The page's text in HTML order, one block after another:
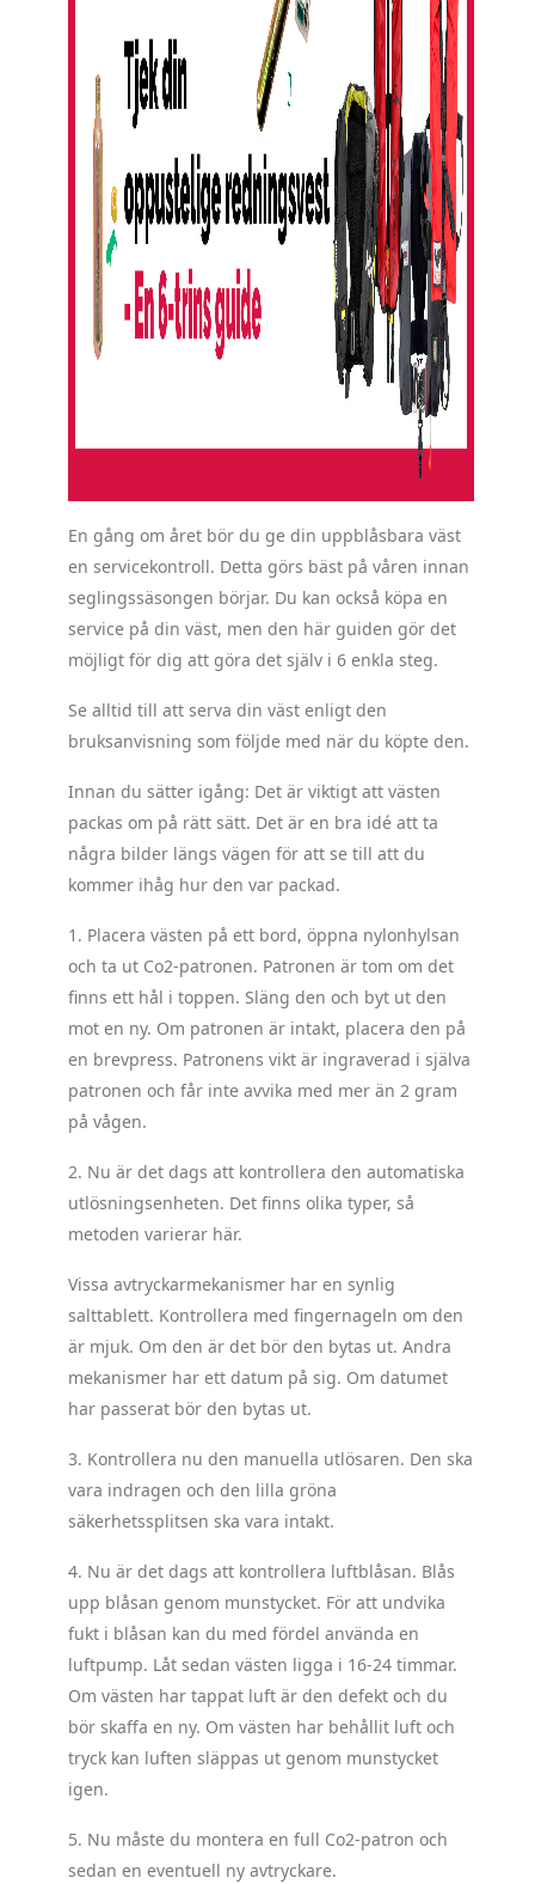
En gång om året bör du ge din uppblåsbara väst
en servicekontroll. Detta görs bäst på våren innan
seglingssäsongen börjar. Du kan också köpa en
service på din väst, men den här guiden gör det
möjligt för dig att göra det själv i 6 enkla steg.
Se alltid till att serva din väst enligt den
bruksanvisning som följde med när du köpte den.
Innan du sätter igång: Det är viktigt att västen
packas om på rätt sätt. Det är en bra idé att ta
några bilder längs vägen för att se till att du
kommer ihåg hur den var packad.
1. Placera västen på ett bord, öppna nylonhylsan
och ta ut Co2-patronen. Patronen är tom om det
finns ett hål i toppen. Släng den och byt ut den
mot en ny. Om patronen är intakt, placera den på
en brevpress. Patronens vikt är ingraverad i själva
patronen och får inte avvika med mer än 2 gram
på vågen.
2. Nu är det dags att kontrollera den automatiska
utlösningsenheten. Det finns olika typer, så
metoden varierar här.
Vissa avtryckarmekanismer har en synlig
salttablett. Kontrollera med fingernageln om den
är mjuk. Om den är det bör den bytas ut. Andra
mekanismer har ett datum på sig. Om datumet
har passerat bör den bytas ut.
3. Kontrollera nu den manuella utlösaren. Den ska
vara indragen och den lilla gröna
säkerhetssplitsen ska vara intakt.
4. Nu är det dags att kontrollera luftblåsan. Blås
upp blåsan genom munstycket. För att undvika
fukt i blåsan kan du med fördel använda en
luftpump. Låt sedan västen ligga i 16-24 timmar.
Om västen har tappat luft är den defekt och du
bör skaffa en ny. Om västen har behållit luft och
tryck kan luften släppas ut genom munstycket
igen.
5. Nu måste du montera en full Co2-patron och
sedan en eventuell ny avtryckare.